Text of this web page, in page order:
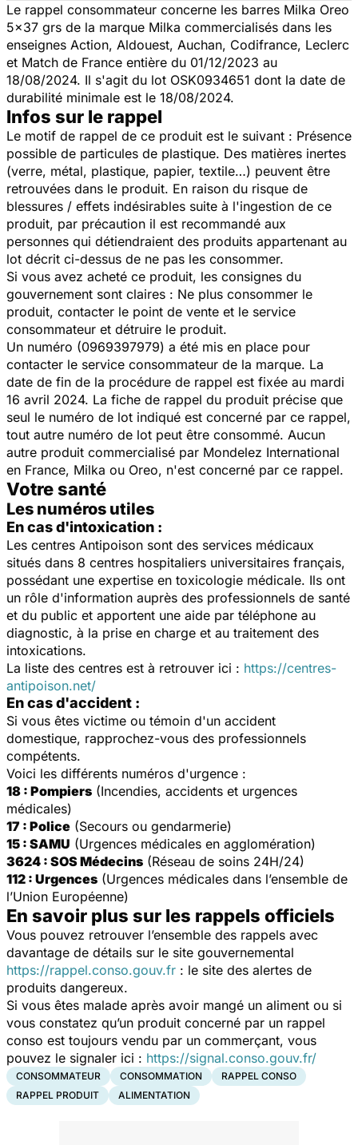
Le rappel consommateur concerne les barres Milka Oreo
5x37 grs de la marque Milka commercialisés dans les
enseignes Action, Aldouest, Auchan, Codifrance, Leclerc
et Match de France entière du 01/12/2023 au
18/08/2024. Il s'agit du lot OSK0934651 dont la date de
durabilité minimale est le 18/08/2024.
Infos sur le rappel
Le motif de rappel de ce produit est le suivant : Présence
possible de particules de plastique. Des matières inertes
(verre, métal, plastique, papier, textile…) peuvent être
retrouvées dans le produit. En raison du risque de
blessures / effets indésirables suite à l'ingestion de ce
produit, par précaution il est recommandé aux
personnes qui détiendraient des produits appartenant au
lot décrit ci-dessus de ne pas les consommer.
Si vous avez acheté ce produit, les consignes du
gouvernement sont claires : Ne plus consommer le
produit, contacter le point de vente et le service
consommateur et détruire le produit.
Un numéro (0969397979) a été mis en place pour
contacter le service consommateur de la marque. La
date de fin de la procédure de rappel est fixée au mardi
16 avril 2024. La fiche de rappel du produit précise que
seul le numéro de lot indiqué est concerné par ce rappel,
tout autre numéro de lot peut être consommé. Aucun
autre produit commercialisé par Mondelez International
en France, Milka ou Oreo, n'est concerné par ce rappel.
Votre santé
Les numéros utiles
En cas d'intoxication :
Les centres Antipoison sont des services médicaux
situés dans 8 centres hospitaliers universitaires français,
possédant une expertise en toxicologie médicale. Ils ont
un rôle d'information auprès des professionnels de santé
et du public et apportent une aide par téléphone au
diagnostic, à la prise en charge et au traitement des
intoxications.
La liste des centres est à retrouver ici : https://centres-
antipoison.net/
En cas d'accident :
Si vous êtes victime ou témoin d'un accident
domestique, rapprochez-vous des professionnels
compétents.
Voici les différents numéros d'urgence :
18 : Pompiers (Incendies, accidents et urgences
médicales)
17 : Police (Secours ou gendarmerie)
15 : SAMU (Urgences médicales en agglomération)
3624 : SOS Médecins (Réseau de soins 24H/24)
112 : Urgences (Urgences médicales dans l’ensemble de
l’Union Européenne)
En savoir plus sur les rappels officiels
Vous pouvez retrouver l’ensemble des rappels avec
davantage de détails sur le site gouvernemental
https://rappel.conso.gouv.fr : le site des alertes de
produits dangereux.
Si vous êtes malade après avoir mangé un aliment ou si
vous constatez qu’un produit concerné par un rappel
conso est toujours vendu par un commerçant, vous
pouvez le signaler ici : https://signal.conso.gouv.fr/
CONSOMMATEUR CONSOMMATION
RAPPEL CONSO
RAPPEL PRODUIT
ALIMENTATION